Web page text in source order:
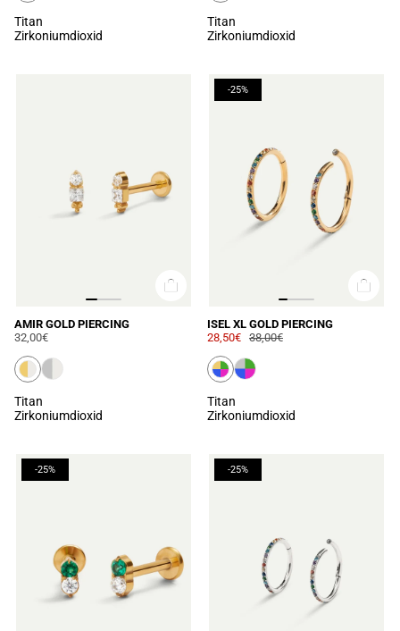
Titan
Zirkoniumdioxid
Titan
Zirkoniumdioxid
AMIR GOLD PIERCING
32,00€
Titan
Zirkoniumdioxid
-25%
ISEL XL GOLD PIERCING
28,50€ 38,00€
Titan
Zirkoniumdioxid
-25% -25%